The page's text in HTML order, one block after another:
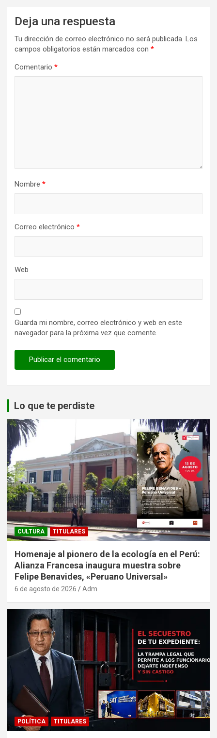
Deja una respuesta
Tu dirección de correo electrónico no será publicada. Los
campos obligatorios están marcados con *
Comentario *
Nombre *
Correo electrónico *
Web
Guarda mi nombre, correo electrónico y web en este
navegador para la próxima vez que comente.
Lo que te perdiste
CULTURA TITULARES
Homenaje al pionero de la ecología en el Perú:
Alianza Francesa inaugura muestra sobre
Felipe Benavides, «Peruano Universal»
6 de agosto de 2026 Adm
POLÍTICA TITULARES